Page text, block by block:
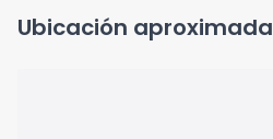
Ubicación aproximada